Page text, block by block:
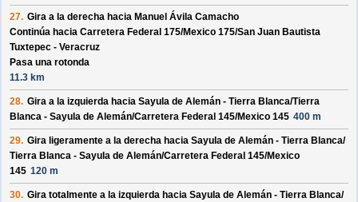
27. Gira a la derecha hacia Manuel Ávila Camacho
Continúa hacia Carretera Federal 175/Mexico 175/San Juan Bautista
Tuxtepec - Veracruz
Pasa una rotonda
11.3 km
28. Gira a la izquierda hacia Sayula de Alemán - Tierra Blanca/Tierra
Blanca - Sayula de Alemán/Carretera Federal 145/Mexico 145 400 m
29. Gira ligeramente a la derecha hacia Sayula de Alemán - Tierra Blanca/
Tierra Blanca - Sayula de Alemán/Carretera Federal 145/Mexico
145 120 m
30. Gira totalmente a la izquierda hacia Sayula de Alemán - Tierra Blanca/